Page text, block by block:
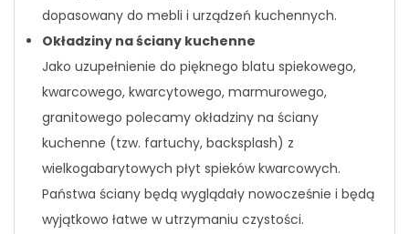
dopasowany do mebli i urządzeń kuchennych.
Okładziny na ściany kuchenne
Jako uzupełnienie do pięknego blatu spiekowego,
kwarcowego, kwarcytowego, marmurowego,
granitowego polecamy okładziny na ściany
kuchenne (tzw. fartuchy, backsplash) z
wielkogabarytowych płyt spieków kwarcowych.
Państwa ściany będą wyglądały nowocześnie i będą
wyjątkowo łatwe w utrzymaniu czystości.